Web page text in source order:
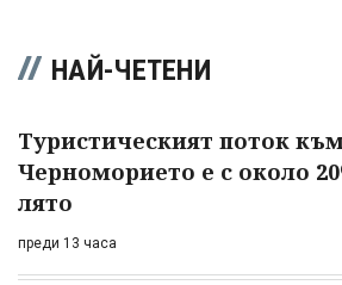
НАЙ-ЧЕТЕНИ
Туристическият поток
Черноморието е с около
лято
преди 13 часа